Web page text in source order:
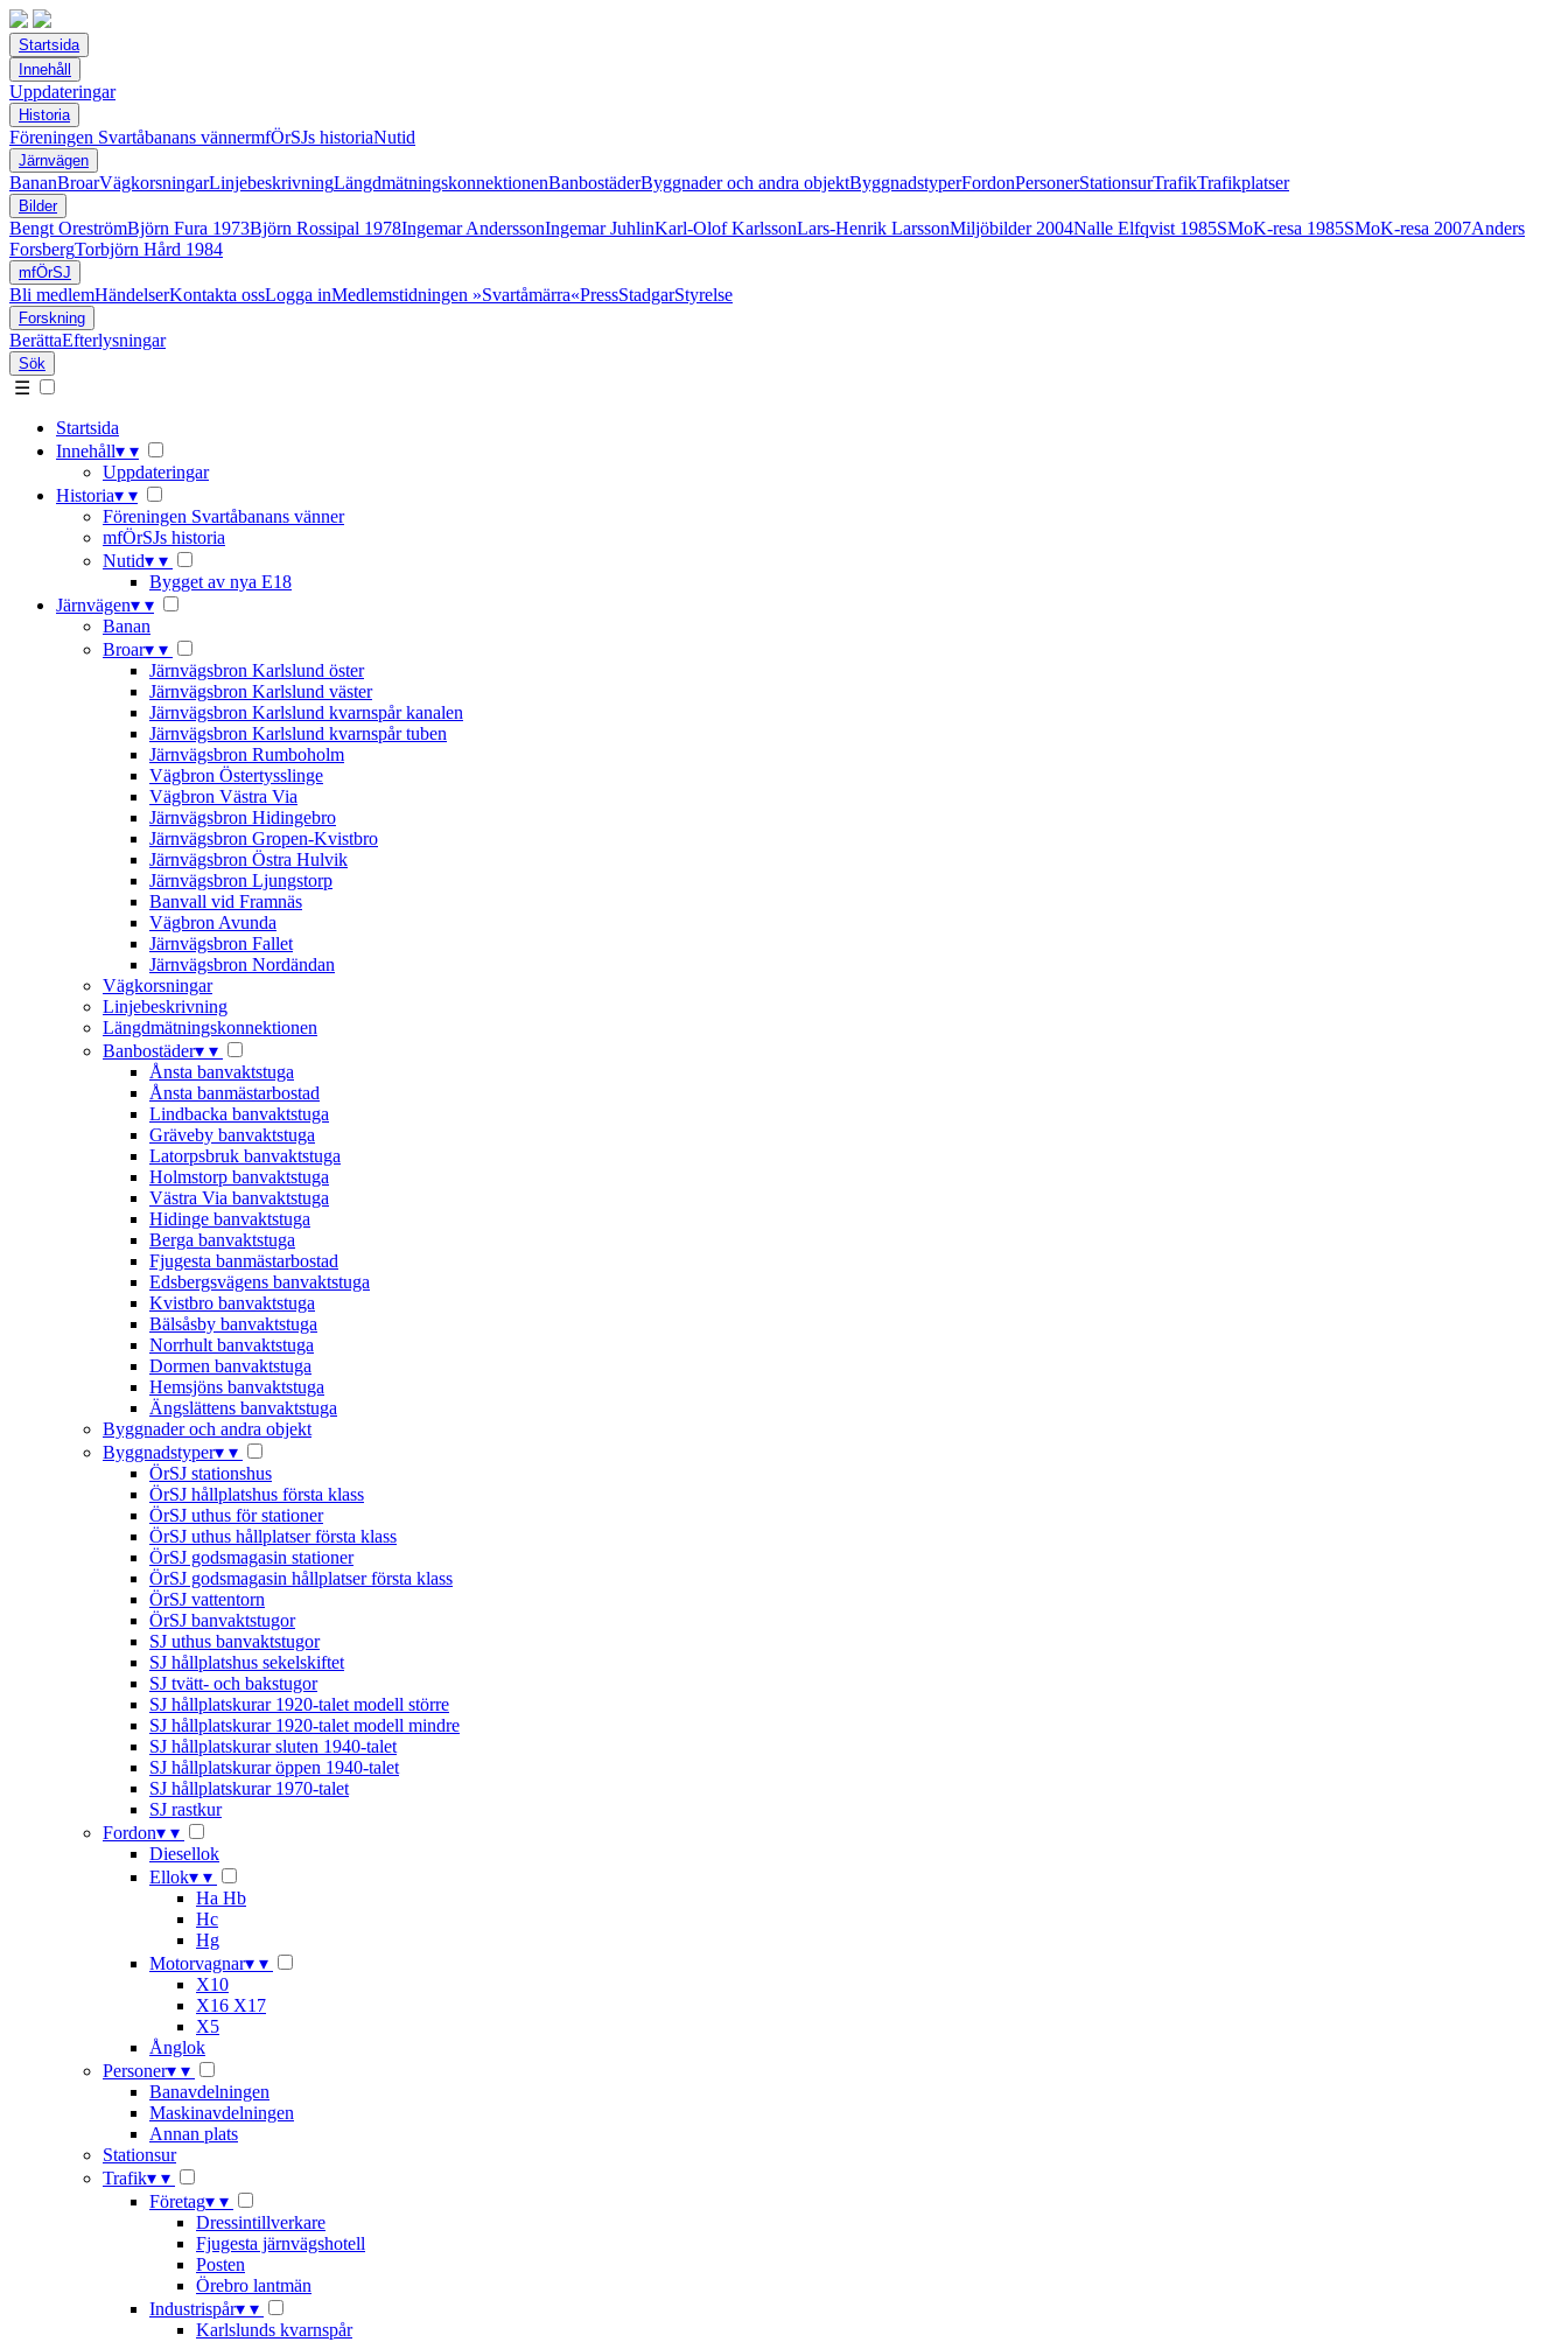
Startsida
Innehåll
Uppdateringar
Historia
Föreningen Svartåbanans vännermfÖrSJs historiaNutid
Järnvägen
BananBroarVägkorsningarLinjebeskrivningLängdmätningskonnektionenBanbostäderByggnader och andra objektByggnadstyperFordonPersonerStationsurTrafikTrafikplatser
Bilder
Bengt OreströmBjörn Fura 1973Björn Rossipal 1978Ingemar AnderssonIngemar JuhlinKarl-Olof KarlssonLars-Henrik LarssonMiljöbilder 2004Nalle Elfqvist 1985SMoK-resa 1985SMoK-resa 2007Anders
ForsbergTorbjörn Hård 1984
mfÖrSJ
Bli medlemHändelserKontakta ossLogga inMedlemstidningen »Svartåmärra«PressStadgarStyrelse
Forskning
BerättaEfterlysningar
Sök
☰
Startsida
Innehåll▾ ▾
Uppdateringar
Historia▾ ▾
Föreningen Svartåbanans vänner
mfÖrSJs historia
Nutid▾ ▾
Bygget av nya E18
Järnvägen▾ ▾
Banan
Broar▾ ▾
Järnvägsbron Karlslund öster
Järnvägsbron Karlslund väster
Järnvägsbron Karlslund kvarnspår kanalen
Järnvägsbron Karlslund kvarnspår tuben
Järnvägsbron Rumboholm
Vägbron Östertysslinge
Vägbron Västra Via
Järnvägsbron Hidingebro
Järnvägsbron Gropen-Kvistbro
Järnvägsbron Östra Hulvik
Järnvägsbron Ljungstorp
Banvall vid Framnäs
Vägbron Avunda
Järnvägsbron Fallet
Järnvägsbron Nordändan
Vägkorsningar
Linjebeskrivning
Längdmätningskonnektionen
Banbostäder▾ ▾
Ånsta banvaktstuga
Ånsta banmästarbostad
Lindbacka banvaktstuga
Gräveby banvaktstuga
Latorpsbruk banvaktstuga
Holmstorp banvaktstuga
Västra Via banvaktstuga
Hidinge banvaktstuga
Berga banvaktstuga
Fjugesta banmästarbostad
Edsbergsvägens banvaktstuga
Kvistbro banvaktstuga
Bälsåsby banvaktstuga
Norrhult banvaktstuga
Dormen banvaktstuga
Hemsjöns banvaktstuga
Ängslättens banvaktstuga
Byggnader och andra objekt
Byggnadstyper▾ ▾
ÖrSJ stationshus
ÖrSJ hållplatshus första klass
ÖrSJ uthus för stationer
ÖrSJ uthus hållplatser första klass
ÖrSJ godsmagasin stationer
ÖrSJ godsmagasin hållplatser första klass
ÖrSJ vattentorn
ÖrSJ banvaktstugor
SJ uthus banvaktstugor
SJ hållplatshus sekelskiftet
SJ tvätt- och bakstugor
SJ hållplatskurar 1920-talet modell större
SJ hållplatskurar 1920-talet modell mindre
SJ hållplatskurar sluten 1940-talet
SJ hållplatskurar öppen 1940-talet
SJ hållplatskurar 1970-talet
SJ rastkur
Fordon▾ ▾
Diesellok
Ellok▾ ▾
Ha Hb
Hc
Hg
Motorvagnar▾ ▾
X10
X16 X17
X5
Ånglok
Personer▾ ▾
Banavdelningen
Maskinavdelningen
Annan plats
Stationsur
Trafik▾ ▾
Företag▾ ▾
Dressintillverkare
Fjugesta järnvägshotell
Posten
Örebro lantmän
Industrispår▾ ▾
Karlslunds kvarnspår